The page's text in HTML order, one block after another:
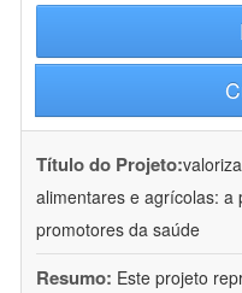
Título do Projeto:
alimentares e agrícolas: a
promotores da saúde
Resumo: Este projeto